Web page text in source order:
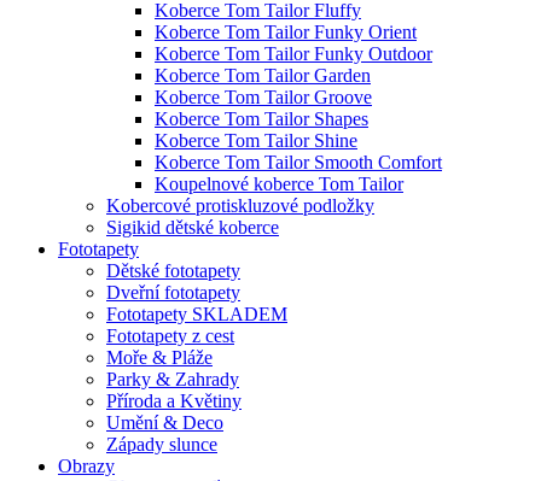
Koberce Tom Tailor Fluffy
Koberce Tom Tailor Funky Orient
Koberce Tom Tailor Funky Outdoor
Koberce Tom Tailor Garden
Koberce Tom Tailor Groove
Koberce Tom Tailor Shapes
Koberce Tom Tailor Shine
Koberce Tom Tailor Smooth Comfort
Koupelnové koberce Tom Tailor
Kobercové protiskluzové podložky
Sigikid dětské koberce
Fototapety
Dětské fototapety
Dveřní fototapety
Fototapety SKLADEM
Fototapety z cest
Moře & Pláže
Parky & Zahrady
Příroda a Květiny
Umění & Deco
Západy slunce
Obrazy